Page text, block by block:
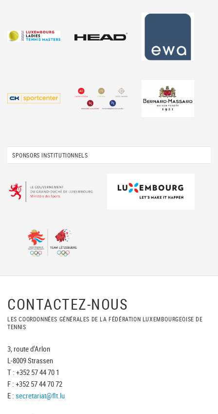
SPONSORS INSTITUTIONNELS
CONTACTEZ-NOUS
LES COORDONNÉES GÉNÉRALES DE LA FÉDÉRATION LUXEMBOURGEOISE DE
TENNIS
3, route d'Arlon
L-8009 Strassen
T : +352 57 44 70 1
F : +352 57 44 70 72
E : secretariat@flt.lu